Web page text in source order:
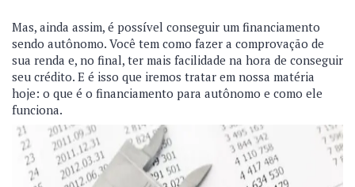
Mas, ainda assim, é possível conseguir um financiamento
sendo autônomo. Você tem como fazer a comprovação de
sua renda e, no final, ter mais facilidade na hora de conseguir
seu crédito. E é isso que iremos tratar em nossa matéria
hoje: o que é o financiamento para autônomo e como ele
funciona.